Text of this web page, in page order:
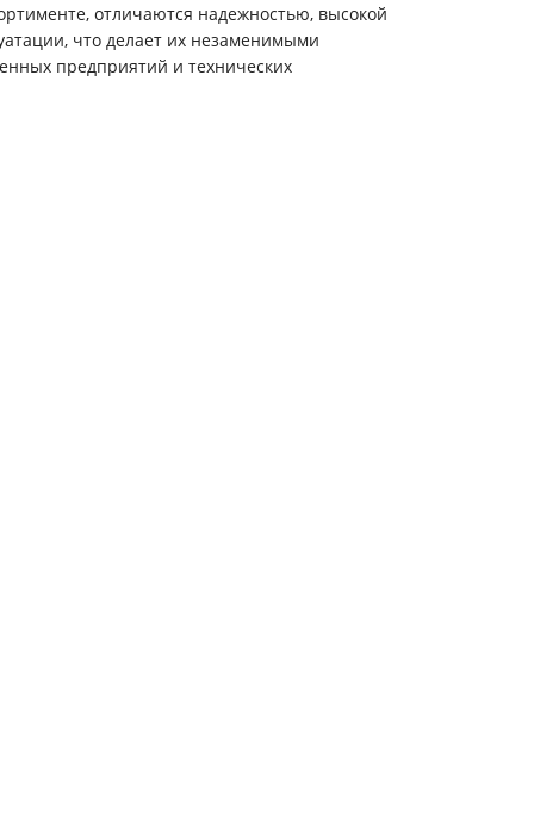
отличаются надежностью, высокой
что делает их незаменимыми
предприятий и технических